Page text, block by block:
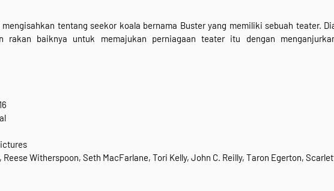
tentang seekor koala bernama Buster yang memiliki sebuah teater.
rakan baiknya untuk memajukan perniagaan teater itu dengan
Witherspoon, Seth MacFarlane, Tori Kelly, John C. Reilly, Taron Egerton,